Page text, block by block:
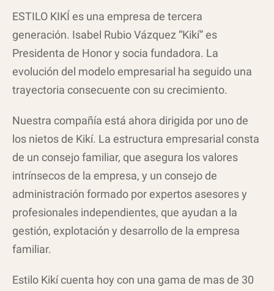
ESTILO KIKÍ es una empresa de tercera
generación. Isabel Rubio Vázquez “Kikí” es
Presidenta de Honor y socia fundadora. La
evolución del modelo empresarial ha seguido una
trayectoria consecuente con su crecimiento.
Nuestra compañía está ahora dirigida por uno de
los nietos de Kikí. La estructura empresarial consta
de un consejo familiar, que asegura los valores
intrínsecos de la empresa, y un consejo de
administración formado por expertos asesores y
profesionales independientes, que ayudan a la
gestión, explotación y desarrollo de la empresa
familiar.
Estilo Kikí cuenta hoy con una gama de mas de 30